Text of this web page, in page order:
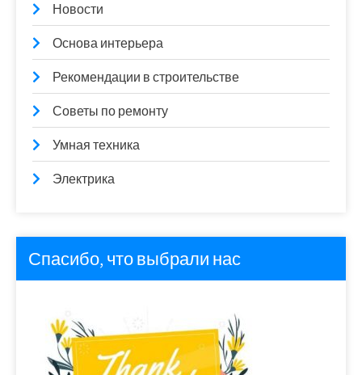
Новости
Основа интерьера
Рекомендации в строительстве
Советы по ремонту
Умная техника
Электрика
Спасибо, что выбрали нас